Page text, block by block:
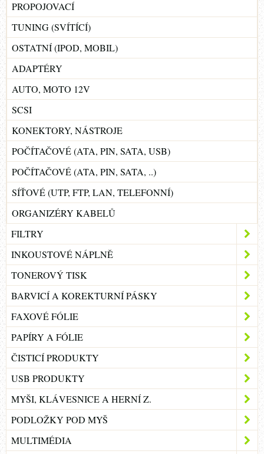
PROPOJOVACÍ
TUNING (SVÍTÍCÍ)
OSTATNÍ (IPOD, MOBIL)
ADAPTÉRY
AUTO, MOTO 12V
SCSI
KONEKTORY, NÁSTROJE
POČÍTAČOVÉ (ATA, PIN, SATA, USB)
POČÍTAČOVÉ (ATA, PIN, SATA, ..)
SÍŤOVÉ (UTP, FTP, LAN, TELEFONNÍ)
ORGANIZÉRY KABELŮ
FILTRY
INKOUSTOVÉ NÁPLNĚ
TONEROVÝ TISK
BARVICÍ A KOREKTURNÍ PÁSKY
FAXOVÉ FÓLIE
PAPÍRY A FÓLIE
ČISTICÍ PRODUKTY
USB PRODUKTY
MYŠI, KLÁVESNICE A HERNÍ Z.
PODLOŽKY POD MYŠ
MULTIMÉDIA